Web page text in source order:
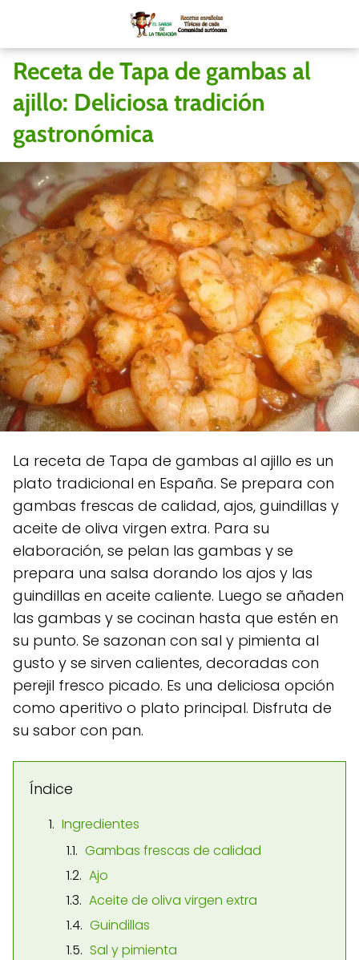
Receta de Tapa de gambas al
ajillo: Deliciosa tradición
gastronómica
La receta de Tapa de gambas al ajillo es un
plato tradicional en España. Se prepara con
gambas frescas de calidad, ajos, guindillas y
aceite de oliva virgen extra. Para su
elaboración, se pelan las gambas y se
prepara una salsa dorando los ajos y las
guindillas en aceite caliente. Luego se añaden
las gambas y se cocinan hasta que estén en
su punto. Se sazonan con sal y pimienta al
gusto y se sirven calientes, decoradas con
perejil fresco picado. Es una deliciosa opción
como aperitivo o plato principal. Disfruta de
su sabor con pan.
Índice
Ingredientes
Gambas frescas de calidad
Ajo
Aceite de oliva virgen extra
Guindillas
Sal y pimienta